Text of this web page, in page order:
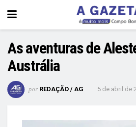
As aventuras de
Austrália
por REDAÇÃO / AG 5 de abril de